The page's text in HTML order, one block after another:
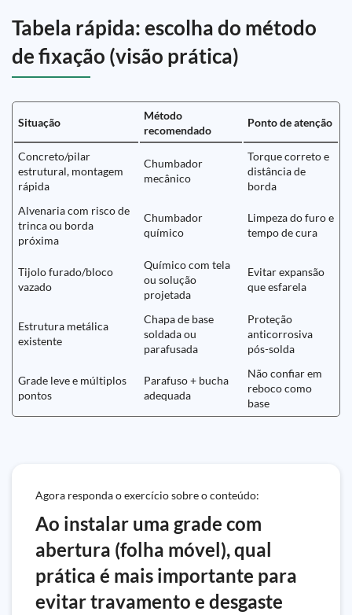
Tabela rápida: escolha do método
de fixação (visão prática)
Situação
Método
recomendado
Ponto de atenção
Concreto/pilar
estrutural, montagem
rápida
Chumbador
mecânico
Torque correto e
distância de
borda
Alvenaria com risco de
trinca ou borda
próxima
Chumbador
químico
Limpeza do furo e
tempo de cura
Tijolo furado/bloco
vazado
Químico com tela
ou solução
projetada
Evitar expansão
que esfarela
Estrutura metálica
existente
Chapa de base
soldada ou
parafusada
Proteção
anticorrosiva
pós-solda
Grade leve e múltiplos
pontos
Parafuso + bucha
adequada
Não confiar em
reboco como
base
Agora responda o exercício sobre o conteúdo:
Ao instalar uma grade com
abertura (folha móvel), qual
prática é mais importante para
evitar travamento e desgaste